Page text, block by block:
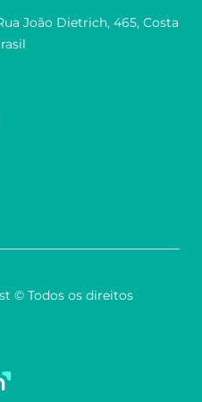
João Dietrich, 465, Costa
© Todos os direitos